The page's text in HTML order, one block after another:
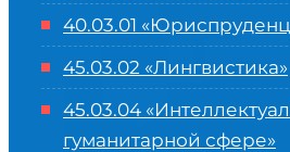
40.03.01
45.03.02 «Лингвистика»
45.03.04 «
гуманитарной сфере»